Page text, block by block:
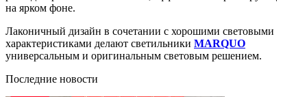
на ярком фоне.
Лаконичный дизайн в сочетании с хорошими световыми
характеристиками делают светильники MARQUO
универсальным и оригинальным световым решением.
Последние новости